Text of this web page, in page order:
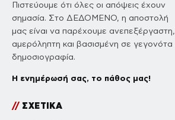
Πιστεύουμε ότι όλες οι απόψεις έχουν
σημασία. Στο ΔΕΔΟΜΕΝΟ, η αποστολή
μας είναι να παρέχουμε ανεπεξέργαστη,
αμερόληπτη και βασισμένη σε γεγονότα
δημοσιογραφία.
Η ενημέρωσή σας, το πάθος μας!
//ΣΧΕΤΙΚΑ